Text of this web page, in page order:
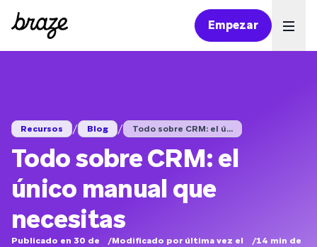
Empezar
Recursos / Blog / Todo sobre CRM: el ú...
Todo sobre CRM: el
único manual que
necesitas
Publicado en 30 de
/Modificado por última vez el
/14 min de